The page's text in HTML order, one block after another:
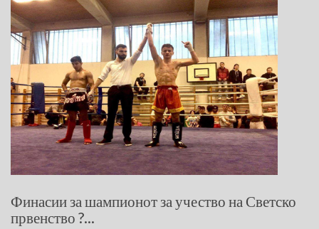
Финасии за шампионот за учество на Светско
првенство ?...